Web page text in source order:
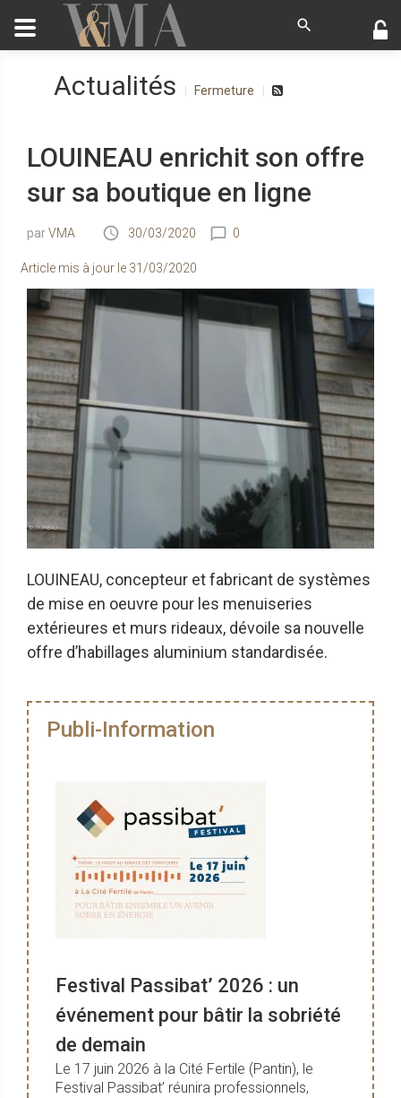
Actualités Fermeture
LOUINEAU enrichit son offre
sur sa boutique en ligne
VMA 30/03/2020 0
Article mis à jour le 31/03/2020
LOUINEAU, concepteur et fabricant de systèmes
de mise en oeuvre pour les menuiseries
extérieures et murs rideaux, dévoile sa nouvelle
offre d’habillages aluminium standardisée.
Publi-Information
Festival Passibat’ 2026 : un
événement pour bâtir la sobriété
de demain
Le 17 juin 2026 à la Cité Fertile (Pantin), le
Festival Passibat’ réunira professionnels,